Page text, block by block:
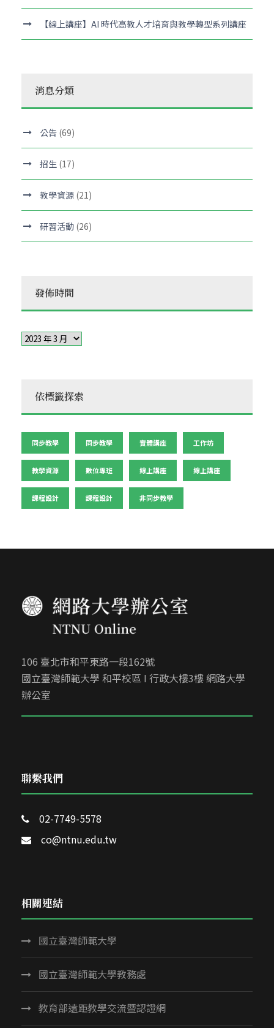
【線上講座】AI 時代高教人才培育與教學轉型系列講座
消息分類
公告 (69)
招生 (17)
教學資源 (21)
研習活動 (26)
發佈時間
依標籤探索
同步教學 同步教學 實體講座 工作坊
教學資源 數位專班 線上講座 線上講座
課程設計 課程設計 非同步教學
106 臺北市和平東路一段162號
國立臺灣師範大學 和平校區 I 行政大樓3樓 網路大學
辦公室
聯繫我們
02-7749-5578
co@ntnu.edu.tw
相關連結
國立臺灣師範大學
國立臺灣師範大學教務處
教育部遠距教學交流暨認證網